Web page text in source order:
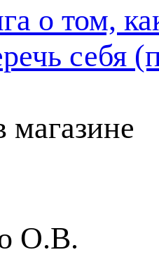
магазине
О.В.